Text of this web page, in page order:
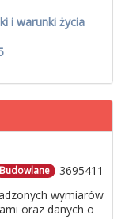
i warunki życia
3695411
Budowlane
wymiarów
oraz danych o